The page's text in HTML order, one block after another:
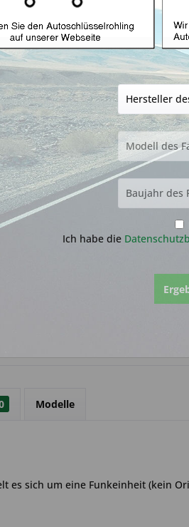
Modelle
es sich um eine Funkeinheit (kein
Ich habe die